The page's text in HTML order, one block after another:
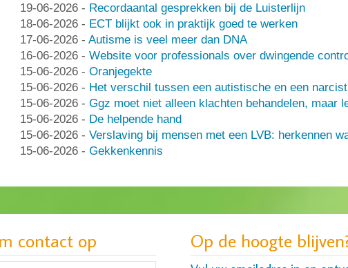
19-06-2026 - Recordaantal gesprekken bij de Luisterlijn
18-06-2026 - ECT blijkt ook in praktijk goed te werken
17-06-2026 - Autisme is veel meer dan DNA
16-06-2026 - Website voor professionals over dwingende
15-06-2026 - Oranjegekte
15-06-2026 - Het verschil tussen een autistische en een
15-06-2026 - Ggz moet niet alleen klachten behandelen, maar
15-06-2026 - De helpende hand
15-06-2026 - Verslaving bij mensen met een LVB: herkennen
15-06-2026 - Gekkenkennis
contact op Op de hoogte